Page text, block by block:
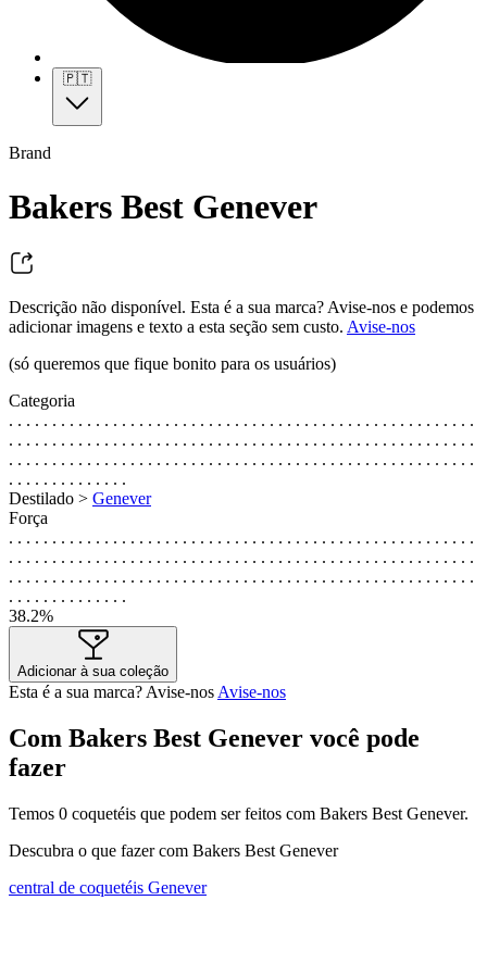
🇵🇹
Brand
Bakers Best Genever
Descrição não disponível. Esta é a sua marca? Avise-nos e podemos
adicionar imagens e texto a esta seção sem custo. Avise-nos
(só queremos que fique bonito para os usuários)
Categoria
. . . . . . . . . . . . . . . . . . . . . . . . . . . . . . . . . . . . . . . . . . . . . . . . . . . . . .
. . . . . . . . . . . . . . . . . . . . . . . . . . . . . . . . . . . . . . . . . . . . . . . . . . . . . .
. . . . . . . . . . . . . . . . . . . . . . . . . . . . . . . . . . . . . . . . . . . . . . . . . . . . . .
. . . . . . . . . . . . . .
Destilado > Genever
Força
. . . . . . . . . . . . . . . . . . . . . . . . . . . . . . . . . . . . . . . . . . . . . . . . . . . . . .
. . . . . . . . . . . . . . . . . . . . . . . . . . . . . . . . . . . . . . . . . . . . . . . . . . . . . .
. . . . . . . . . . . . . . . . . . . . . . . . . . . . . . . . . . . . . . . . . . . . . . . . . . . . . .
. . . . . . . . . . . . . .
38.2%
Adicionar à sua coleção
Esta é a sua marca? Avise-nos Avise-nos
Com Bakers Best Genever você pode
fazer
Temos 0 coquetéis que podem ser feitos com Bakers Best Genever.
Descubra o que fazer com Bakers Best Genever
central de coquetéis Genever